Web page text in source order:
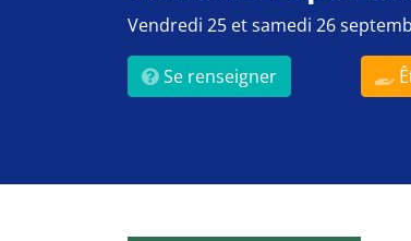
Vendredi 25 et samedi 26
Se renseigner